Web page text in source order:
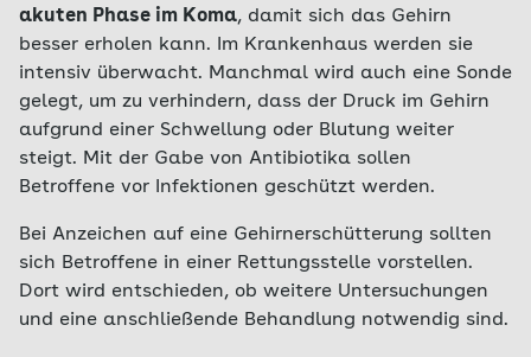
akuten Phase im Koma, damit sich das Gehirn
besser erholen kann. Im Krankenhaus werden sie
intensiv überwacht. Manchmal wird auch eine Sonde
gelegt, um zu verhindern, dass der Druck im Gehirn
aufgrund einer Schwellung oder Blutung weiter
steigt. Mit der Gabe von Antibiotika sollen
Betroffene vor Infektionen geschützt werden.
Bei Anzeichen auf eine Gehirnerschütterung sollten
sich Betroffene in einer Rettungsstelle vorstellen.
Dort wird entschieden, ob weitere Untersuchungen
und eine anschließende Behandlung notwendig sind.